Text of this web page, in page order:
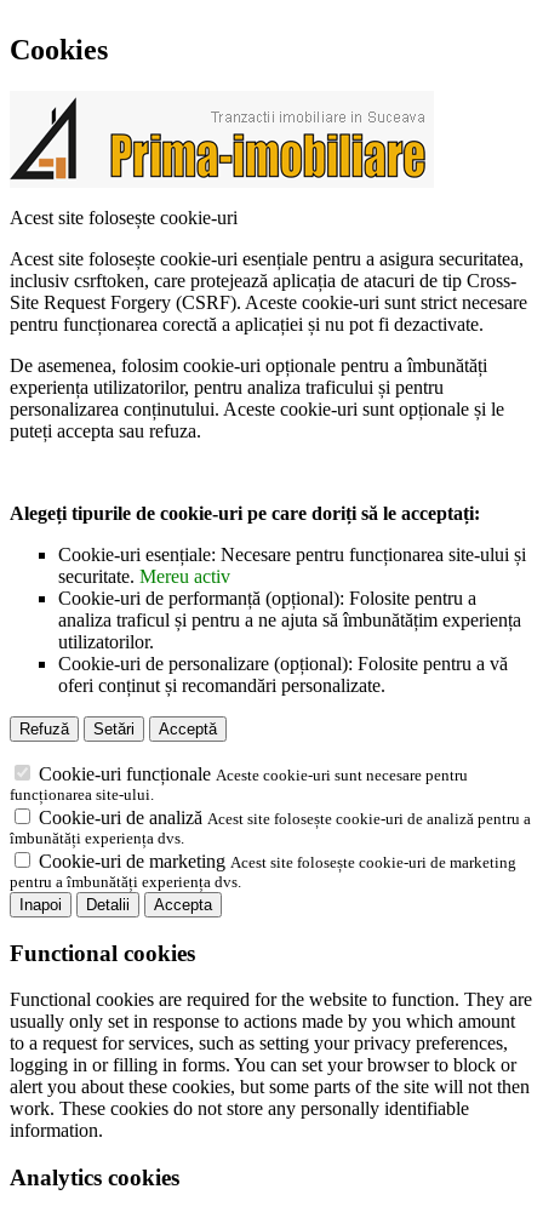
Cookies
Acest site folosește cookie-uri
Acest site folosește cookie-uri esențiale pentru a asigura securitatea,
inclusiv csrftoken, care protejează aplicația de atacuri de tip Cross-
Site Request Forgery (CSRF). Aceste cookie-uri sunt strict necesare
pentru funcționarea corectă a aplicației și nu pot fi dezactivate.
De asemenea, folosim cookie-uri opționale pentru a îmbunătăți
experiența utilizatorilor, pentru analiza traficului și pentru
personalizarea conținutului. Aceste cookie-uri sunt opționale și le
puteți accepta sau refuza.
Alegeți tipurile de cookie-uri pe care doriți să le acceptați:
Cookie-uri esențiale: Necesare pentru funcționarea site-ului și
securitate. Mereu activ
Cookie-uri de performanță (opțional): Folosite pentru a
analiza traficul și pentru a ne ajuta să îmbunătățim experiența
utilizatorilor.
Cookie-uri de personalizare (opțional): Folosite pentru a vă
oferi conținut și recomandări personalizate.
Refuză Setări Acceptă
Cookie-uri funcționale Aceste cookie-uri sunt necesare pentru
funcționarea site-ului.
Cookie-uri de analiză Acest site folosește cookie-uri de analiză pentru a
îmbunătăți experiența dvs.
Cookie-uri de marketing Acest site folosește cookie-uri de marketing
pentru a îmbunătăți experiența dvs.
Inapoi
Detalii Accepta
Functional cookies
Functional cookies are required for the website to function. They are
usually only set in response to actions made by you which amount
to a request for services, such as setting your privacy preferences,
logging in or filling in forms. You can set your browser to block or
alert you about these cookies, but some parts of the site will not then
work. These cookies do not store any personally identifiable
information.
Analytics cookies